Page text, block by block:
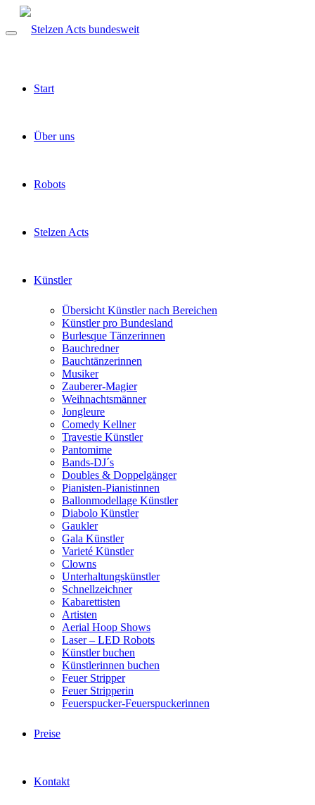
Start
Über uns
Robots
Stelzen Acts
Künstler
Übersicht Künstler nach Bereichen
Künstler pro Bundesland
Burlesque Tänzerinnen
Bauchredner
Bauchtänzerinnen
Musiker
Zauberer-Magier
Weihnachtsmänner
Jongleure
Comedy Kellner
Travestie Künstler
Pantomime
Bands-DJ´s
Doubles & Doppelgänger
Pianisten-Pianistinnen
Ballonmodellage Künstler
Diabolo Künstler
Gaukler
Gala Künstler
Varieté Künstler
Clowns
Unterhaltungskünstler
Schnellzeichner
Kabarettisten
Artisten
Aerial Hoop Shows
Laser – LED Robots
Künstler buchen
Künstlerinnen buchen
Feuer Stripper
Feuer Stripperin
Feuerspucker-Feuerspuckerinnen
Preise
Kontakt